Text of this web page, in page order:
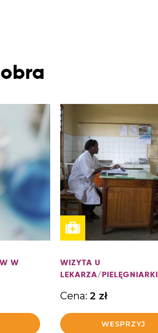
W
WIZYTA U
LEKARZA/PIELĘGNIARKI
Cena: 2 zł
WESPRZYJ